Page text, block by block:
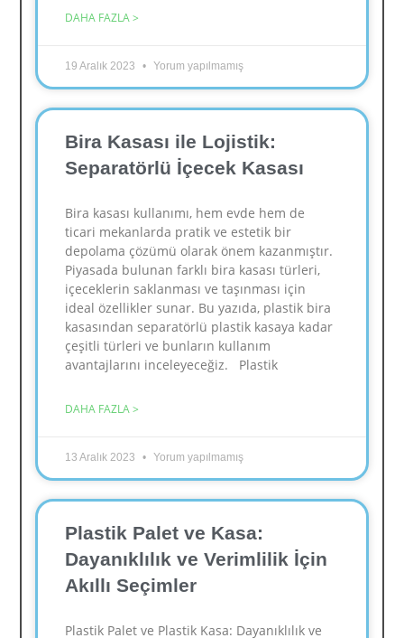
DAHA FAZLA >
19 Aralık 2023 Yorum yapılmamış
Bira Kasası ile Lojistik:
Separatörlü İçecek Kasası
Bira kasası kullanımı, hem evde hem de
ticari mekanlarda pratik ve estetik bir
depolama çözümü olarak önem kazanmıştır.
Piyasada bulunan farklı bira kasası türleri,
içeceklerin saklanması ve taşınması için
ideal özellikler sunar. Bu yazıda, plastik bira
kasasından separatörlü plastik kasaya kadar
çeşitli türleri ve bunların kullanım
avantajlarını inceleyeceğiz. Plastik
DAHA FAZLA >
13 Aralık 2023 Yorum yapılmamış
Plastik Palet ve Kasa:
Dayanıklılık ve Verimlilik İçin
Akıllı Seçimler
Plastik Palet ve Plastik Kasa: Dayanıklılık ve